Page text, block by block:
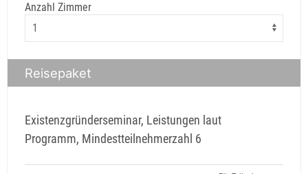
Anzahl Zimmer
Reisepaket
Existenzgründerseminar, Leistungen laut
Programm, Mindestteilnehmerzahl 6